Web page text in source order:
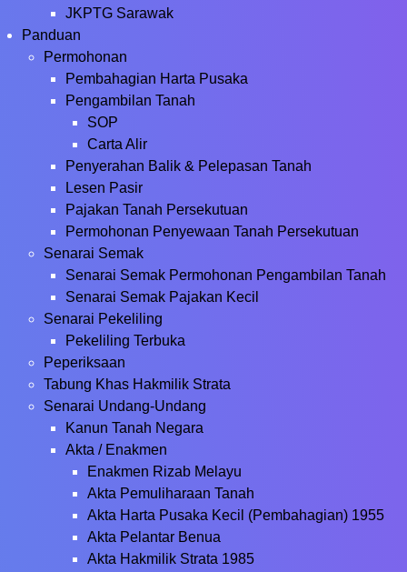
JKPTG Sarawak
Panduan
Permohonan
Pembahagian Harta Pusaka
Pengambilan Tanah
SOP
Carta Alir
Penyerahan Balik & Pelepasan Tanah
Lesen Pasir
Pajakan Tanah Persekutuan
Permohonan Penyewaan Tanah Persekutuan
Senarai Semak
Senarai Semak Permohonan Pengambilan Tanah
Senarai Semak Pajakan Kecil
Senarai Pekeliling
Pekeliling Terbuka
Peperiksaan
Tabung Khas Hakmilik Strata
Senarai Undang-Undang
Kanun Tanah Negara
Akta / Enakmen
Enakmen Rizab Melayu
Akta Pemuliharaan Tanah
Akta Harta Pusaka Kecil (Pembahagian) 1955
Akta Pelantar Benua
Akta Hakmilik Strata 1985